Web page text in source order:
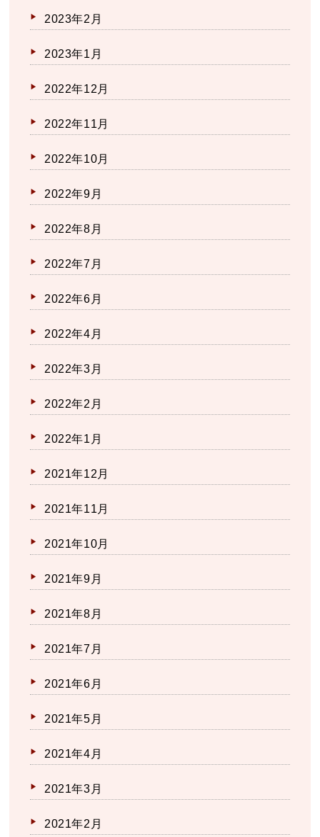
2023年2月
2023年1月
2022年12月
2022年11月
2022年10月
2022年9月
2022年8月
2022年7月
2022年6月
2022年4月
2022年3月
2022年2月
2022年1月
2021年12月
2021年11月
2021年10月
2021年9月
2021年8月
2021年7月
2021年6月
2021年5月
2021年4月
2021年3月
2021年2月